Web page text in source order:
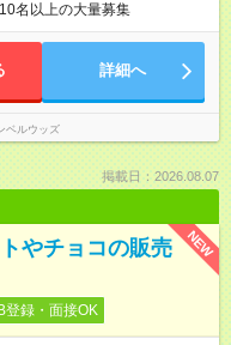
名以上の大量募集
詳細へ
ベルウッズ
掲載日：2026.08.07
NEW
やチョコの販売
登録・面接OK